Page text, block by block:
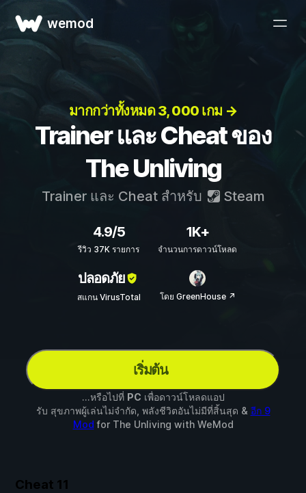
wemod
มากกว่าทั้งหมด 3, 000 เกม →
Trainer และ Cheat ของ
The Unliving
Trainer และ Cheat สำหรับ Steam
4.9/5
รีวิว 37K รายการ
1K+
จำนวนการดาวน์โหลด
ปลอดภัย
สแกน VirusTotal โดย GreenHouse ↗
เริ่มต้น
...หรือไปที่ PC เพื่อดาวน์โหลดแอป
รับ สุขภาพผู้เล่นไม่จำกัด, พลังชีวิตอันไม่มีที่สิ้นสุด & อีก 9
Mod for The Unliving with WeMod
Cheat 11